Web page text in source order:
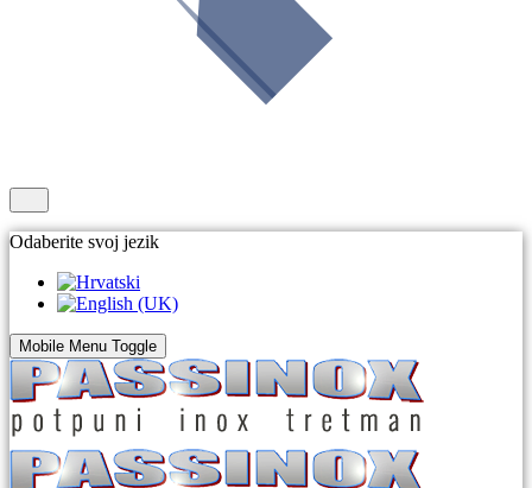
Odaberite svoj jezik
Mobile Menu Toggle